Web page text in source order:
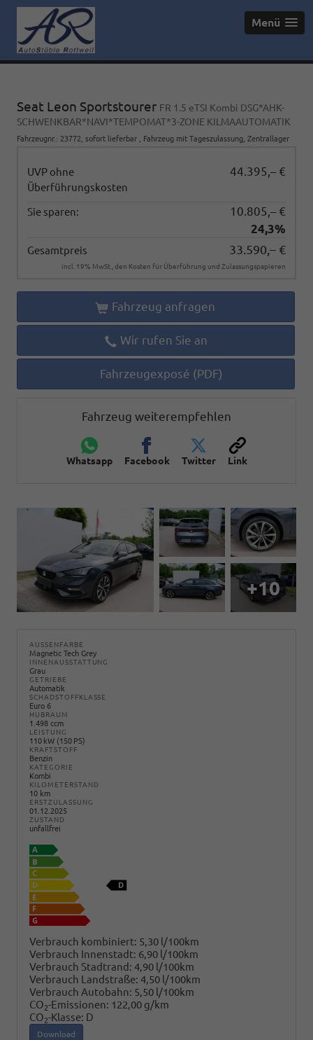
Menü
Seat Leon Sportstourer FR 1.5 eTSI Kombi DSG*AHK-
SCHWENKBAR*NAVI*TEMPOMAT*3-ZONE KILMAAUTOMATIK
Fahrzeugnr. : 23772 sofort lieferbar Fahrzeug mit Tageszulassung , Zentrallager
UVP ohne
Überführungskosten
44.395,– €
Sie sparen:
10.805,– €
24,3%
Gesamtpreis 33.590,– €
incl. 19% MwSt., den Kosten für Überführung und Zulassungspapieren
Fahrzeug anfragen
Wir rufen Sie an
Fahrzeugexposé (PDF)
Fahrzeug weiterempfehlen
Whatsapp Facebook Twitter Link
+10
AUSSENFARBE
Magnetic Tech Grey
INNENAUSSTATTUNG
Grau
GETRIEBE
Automatik
SCHADSTOFFKLASSE
Euro 6
HUBRAUM
1.498 ccm
LEISTUNG
110 kW (150 PS)
KRAFTSTOFF
Benzin
KATEGORIE
Kombi
KILOMETERSTAND
10 km
ERSTZULASSUNG
01.12.2025
ZUSTAND
unfallfrei
Verbrauch kombiniert: 5,30 l/100km
Verbrauch Innenstadt: 6,90 l/100km
Verbrauch Stadtrand: 4,90 l/100km
Verbrauch Landstraße: 4,50 l/100km
Verbrauch Autobahn: 5,50 l/100km
CO2-Emissionen: 122,00 g/km
CO2-Klasse: D
Download